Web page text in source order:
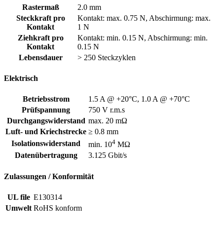
Rastermaß
2.0 mm
Steckkraft pro
Kontakt
Kontakt: max. 0.75 N, Abschirmung: max.
1 N
Ziehkraft pro
Kontakt
Kontakt: min. 0.15 N, Abschirmung: min.
0.15 N
Lebensdauer
> 250 Steckzyklen
Elektrisch
Betriebsstrom
1.5 A @ +20°C, 1.0 A @ +70°C
Prüfspannung
750 V r.m.s
Durchgangswiderstand max. 20 mΩ
Luft- und Kriechstrecke ≥ 0.8 mm
Isolationswiderstand
min. 104 MΩ
Datenübertragung
3.125 Gbit/s
Zulassungen / Konformität
UL file E130314
Umwelt RoHS konform